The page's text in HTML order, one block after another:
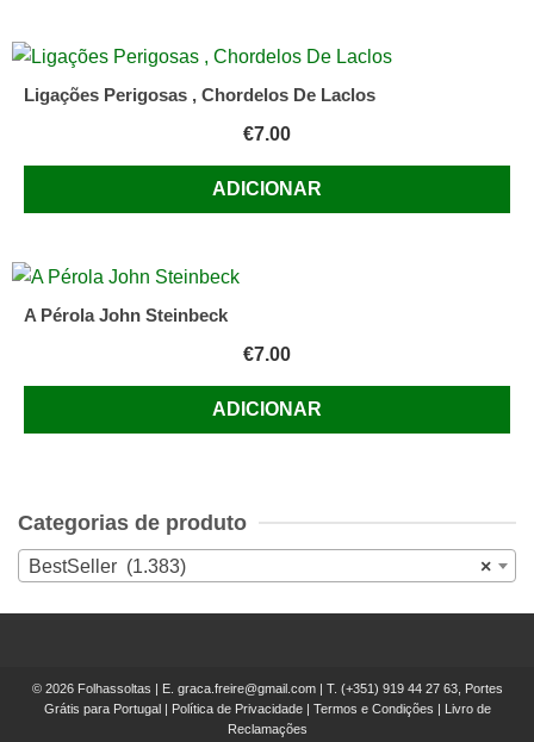
Ligações Perigosas , Chordelos De Laclos
€7.00
ADICIONAR
A Pérola John Steinbeck
€7.00
ADICIONAR
Categorias de produto
×
BestSeller (1.383)
© 2026 Folhassoltas | E. graca.freire@gmail.com| T. (+351) 919 44 27 63, Portes
Grátis para Portugal | Política de Privacidade| Termos e Condições | Livro de
Reclamações